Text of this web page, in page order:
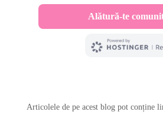
Articolele de pe acest blog pot conține